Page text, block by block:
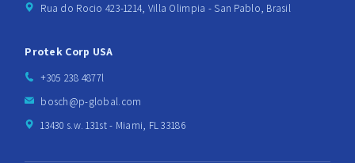
Rua do Rocio 423-1214, Villa Olimpia - San Pablo, Brasil
Protek Corp USA
+305 238 4877l
bosch@p-global.com
13430 s.w. 131st - Miami, FL 33186